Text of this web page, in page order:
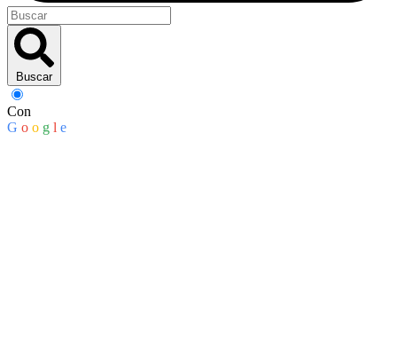
Buscar
Con
G o o g l e